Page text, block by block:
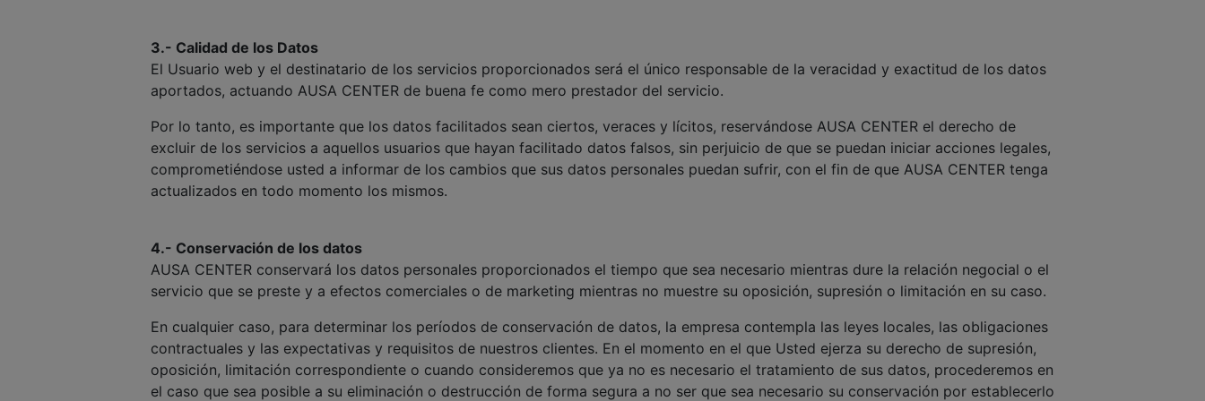
3.- Calidad de los Datos
El Usuario web y el destinatario de los servicios proporcionados será el único responsable de la veracidad y exactitud de los datos
aportados, actuando AUSA CENTER de buena fe como mero prestador del servicio.
Por lo tanto, es importante que los datos facilitados sean ciertos, veraces y lícitos, reservándose AUSA CENTER el derecho de
excluir de los servicios a aquellos usuarios que hayan facilitado datos falsos, sin perjuicio de que se puedan iniciar acciones legales,
comprometiéndose usted a informar de los cambios que sus datos personales puedan sufrir, con el fin de que AUSA CENTER tenga
actualizados en todo momento los mismos.
4.- Conservación de los datos
AUSA CENTER conservará los datos personales proporcionados el tiempo que sea necesario mientras dure la relación negocial o el
servicio que se preste y a efectos comerciales o de marketing mientras no muestre su oposición, supresión o limitación en su caso.
En cualquier caso, para determinar los períodos de conservación de datos, la empresa contempla las leyes locales, las obligaciones
contractuales y las expectativas y requisitos de nuestros clientes. En el momento en el que Usted ejerza su derecho de supresión,
oposición, limitación correspondiente o cuando consideremos que ya no es necesario el tratamiento de sus datos, procederemos en
el caso que sea posible a su eliminación o destrucción de forma segura a no ser que sea necesario su conservación por establecerlo